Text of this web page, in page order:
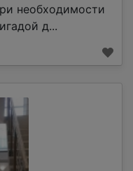
необходимости
д...